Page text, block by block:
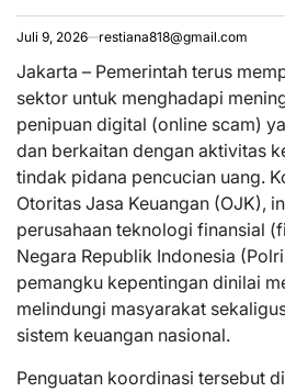
Juli 9, 2026 restiana818@gmail.com
Jakarta – Pemerintah terus
sektor untuk menghadapi
penipuan digital (online scam)
dan berkaitan dengan aktivitas
tindak pidana pencucian uang.
Otoritas Jasa Keuangan (OJK),
perusahaan teknologi finansial
Negara Republik Indonesia
pemangku kepentingan dinilai
melindungi masyarakat
sistem keuangan nasional.
Penguatan koordinasi tersebut